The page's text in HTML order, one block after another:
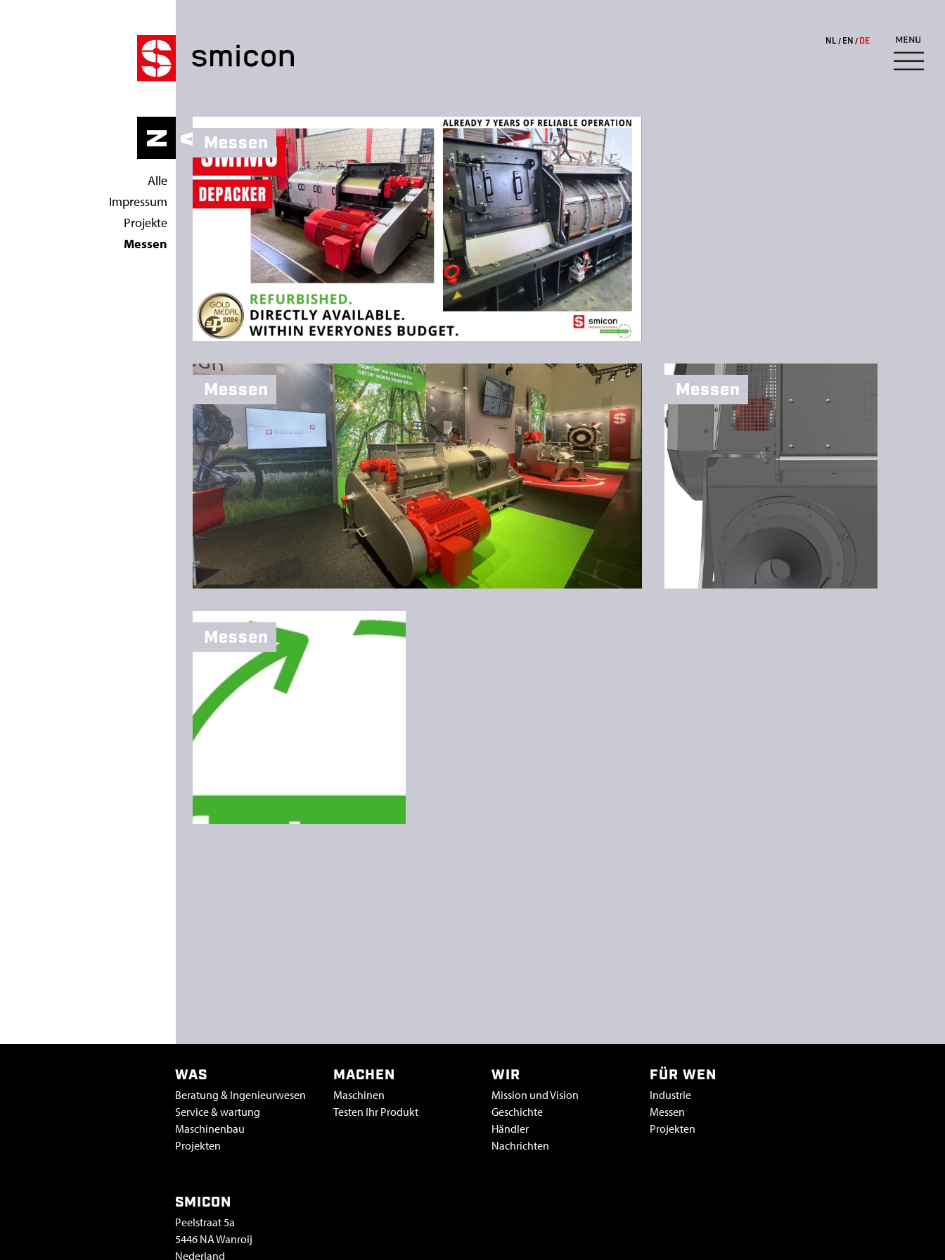
NAC
HR I
C
H TE N
Alle
Impressum
Projekte
Messen
NL EN DE
Messen
Messen Messen
Messen
WAS
Beratung & Ingenieurwesen
Service & wartung
Maschinenbau
Projekten
MACHEN
Maschinen
Testen Ihr Produkt
WIR
Mission und Vision
Geschichte
Händler
Nachrichten
FÜR WEN
Industrie
Messen
Projekten
SMICON
Peelstraat 5a
5446 NA Wanroij
Nederland